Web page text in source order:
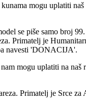
mogu uplatiti
se piše samo broj
Primatelj je
navesti 'DONACIJA'.
mogu uplatiti na naš
Primatelj je Srce